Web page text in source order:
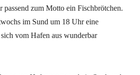
passend zum Motto ein Fischbrötchen.
im Sund um 18 Uhr eine
vom Hafen aus wunderbar